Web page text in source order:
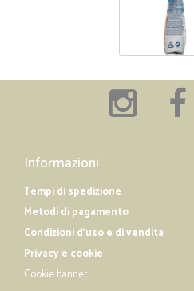
Informazioni
Tempi di spedizione
Metodi di pagamento
Condizioni d'uso e di vendita
Privacy e cookie
Cookie banner